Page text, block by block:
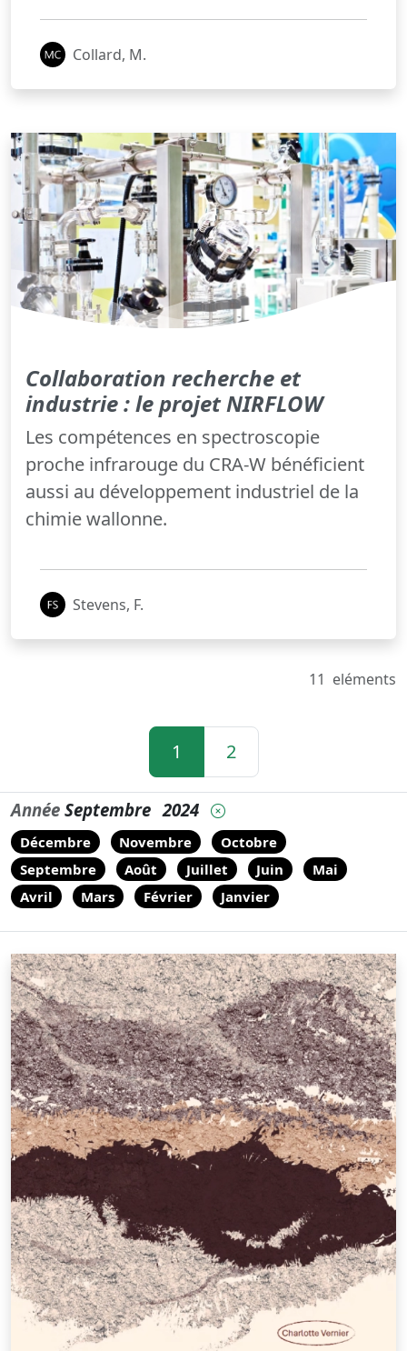
Collard, M.
Collaboration recherche et
industrie : le projet NIRFLOW
Les compétences en spectroscopie
proche infrarouge du CRA-W bénéficient
aussi au développement industriel de la
chimie wallonne.
Stevens, F.
11 eléments
1 2
Année Septembre 2024
Décembre Novembre
Octobre
Septembre
Août Juillet Juin
Mai
Avril
Mars Février Janvier